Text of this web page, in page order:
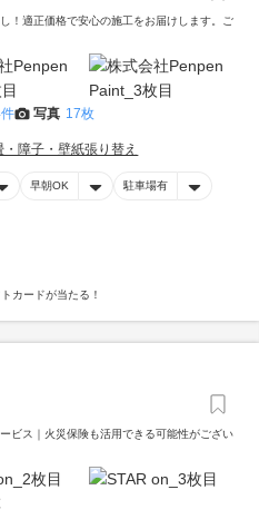
！適正価格で安心の施工をお届けします。ご
写真 17枚
・障子・壁紙張り替え
早朝OK 駐車場有
カードが当たる！
ビス｜火災保険も活用できる可能性がござい